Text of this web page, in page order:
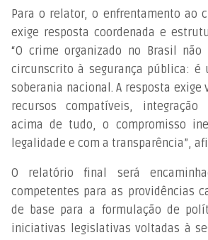
Para o relator, o enfrentamento ao
exige resposta coordenada e
“O crime organizado no Brasil
circunscrito à segurança pública: é
soberania nacional. A resposta exige
recursos compatíveis,
acima de tudo, o compromisso
legalidade e com a transparência”,
O relatório final será
competentes para as providências
de base para a formulação de
iniciativas legislativas voltadas à